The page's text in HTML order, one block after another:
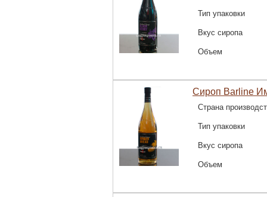
Тип упаковки
Вкус сиропа
Объем
Сироп Barline
Страна
Тип упаковки
Вкус сиропа
Объем